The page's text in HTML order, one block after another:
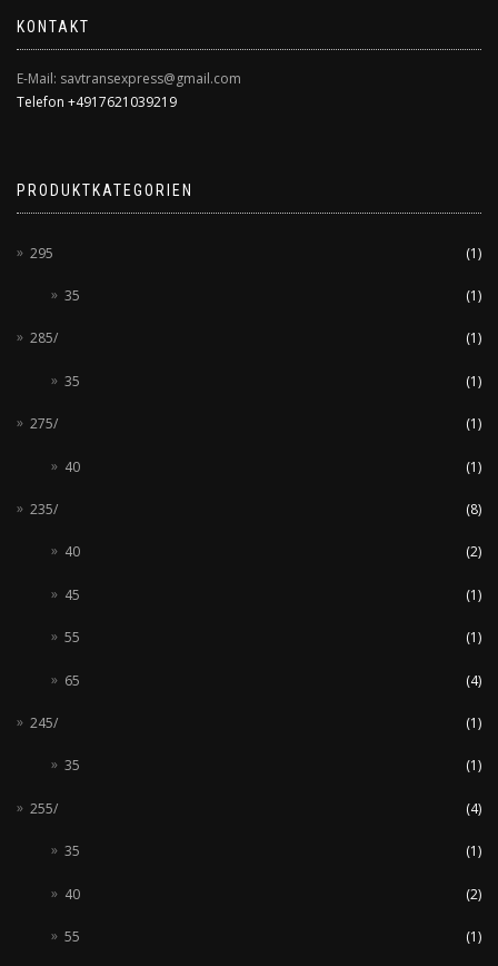
KONTAKT
E-Mail: savtransexpress@gmail.com
Telefon +4917621039219
PRODUKTKATEGORIEN
295 (1)
35 (1)
285/ (1)
35 (1)
275/ (1)
40 (1)
235/ (8)
40 (2)
45 (1)
55 (1)
65 (4)
245/ (1)
35 (1)
255/ (4)
35 (1)
40 (2)
55 (1)